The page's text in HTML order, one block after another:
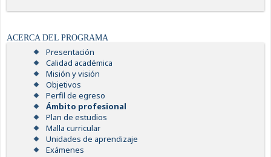
ACERCA DEL PROGRAMA
Presentación
Calidad académica
Misión y visión
Objetivos
Perfil de egreso
Ámbito profesional
Plan de estudios
Malla curricular
Unidades de aprendizaje
Exámenes